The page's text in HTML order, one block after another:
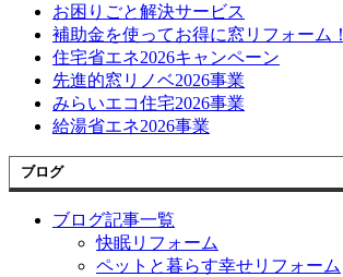
お困りごと解決サービス
補助金を使ってお得に窓リフォーム！
住宅省エネ2026キャンペーン
先進的窓リノベ2026事業
みらいエコ住宅2026事業
給湯省エネ2026事業
ブログ
ブログ記事一覧
快眠リフォーム
ペットと暮らす幸せリフォーム